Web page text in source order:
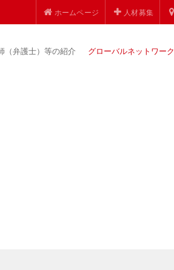
ホームページ 人材募集
（弁護士）等の紹介 グローバルネットワーク